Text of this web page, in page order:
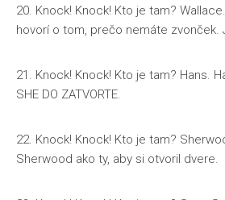
20. Knock! Knock! Kto je tam?
hovorí o tom, prečo nemáte zvonček.
21. Knock! Knock! Kto je tam? Hans.
SHE DO ZATVORTE.
22. Knock! Knock! Kto je tam?
Sherwood ako ty, aby si otvoril dvere.